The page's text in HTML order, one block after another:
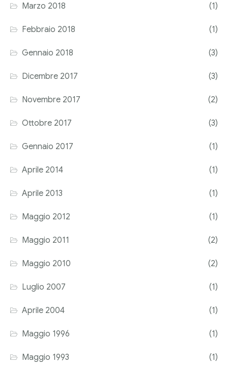
Marzo 2018 (1)
Febbraio 2018 (1)
Gennaio 2018 (3)
Dicembre 2017 (3)
Novembre 2017 (2)
Ottobre 2017 (3)
Gennaio 2017 (1)
Aprile 2014 (1)
Aprile 2013 (1)
Maggio 2012 (1)
Maggio 2011 (2)
Maggio 2010 (2)
Luglio 2007 (1)
Aprile 2004 (1)
Maggio 1996 (1)
Maggio 1993 (1)